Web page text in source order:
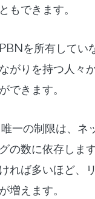
もできます。
を所有してい
がりを持つ人々
できます。
一の制限は、ネ
の数に依存しま
れば多いほど、
増えます。